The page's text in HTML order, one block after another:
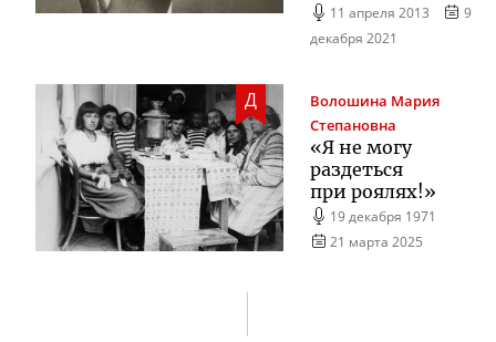
11 апреля 2013
9
декабря 2021
Д Волошина Мария
Степановна
«Я не могу
раздеться
при роялях!»
19 декабря 1971
21 марта 2025